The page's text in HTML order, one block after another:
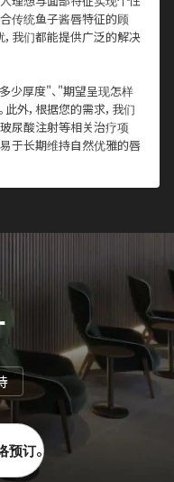
传统鱼子酱唇特征的顾
我们都能提供广泛的解决
少厚度"、"期望呈现怎样
此外，根据您的需求，我们
尿酸注射等相关治疗项
于长期维持自然优雅的唇
预订。